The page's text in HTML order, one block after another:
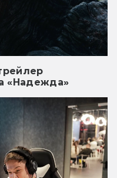
«Надежда»